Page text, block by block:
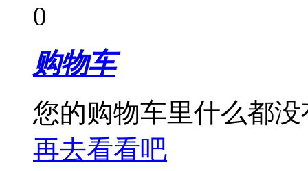
0
购物车
您的购物车里什么都没
再去看看吧